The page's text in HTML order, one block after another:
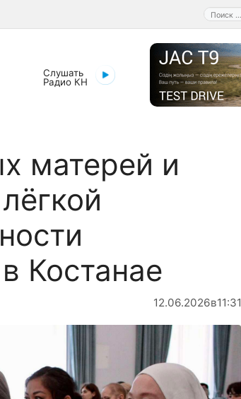
Поиск:
Слушать
Радио КН
матерей и
Костанае
12.06.2026в11:31